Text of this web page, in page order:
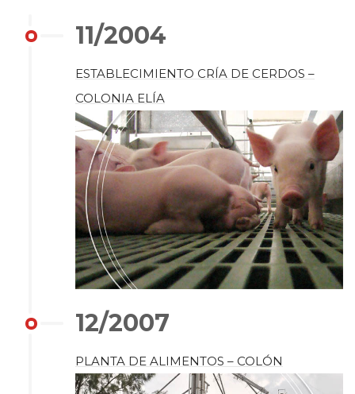
11/2004
ESTABLECIMIENTO CRÍA DE CERDOS –
COLONIA ELÍA
12/2007
PLANTA DE ALIMENTOS – COLÓN